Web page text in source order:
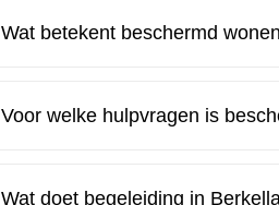
Wat betekent beschermd
Voor welke hulpvragen is
Wat doet begeleiding in